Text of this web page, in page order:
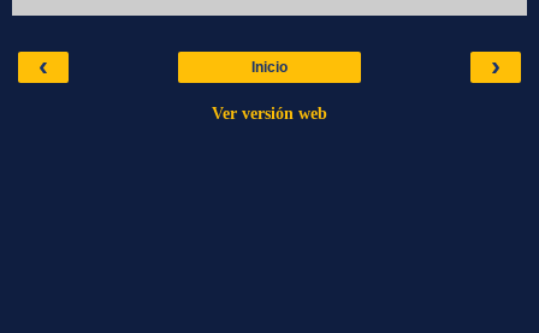
‹ ›
Inicio
Ver versión web